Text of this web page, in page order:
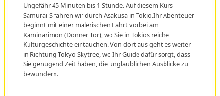
Ungefähr 45 Minuten bis 1 Stunde. Auf diesem Kurs
Samurai-S fahren wir durch Asakusa in Tokio.Ihr Abenteuer
beginnt mit einer malerischen Fahrt vorbei am
Kaminarimon (Donner Tor), wo Sie in Tokios reiche
Kulturgeschichte eintauchen. Von dort aus geht es weiter
in Richtung Tokyo Skytree, wo Ihr Guide dafür sorgt, dass
Sie genügend Zeit haben, die unglaublichen Ausblicke zu
bewundern.